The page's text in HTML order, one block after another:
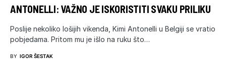
ANTONELLI: VAŽNO JE ISKORISTITI SVAKU PRILIKU
Poslije nekoliko lošijih vikenda, Kimi Antonelli u Belgiji se vratio
pobjedama. Pritom mu je išlo na ruku što…
BY IGOR ŠESTAK